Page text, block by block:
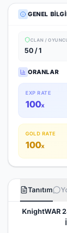
GENEL
CLAN /
50 / 1
ORANLAR
EXP RATE
100x
GOLD RATE
100x
Tanıtım
KnightWAR